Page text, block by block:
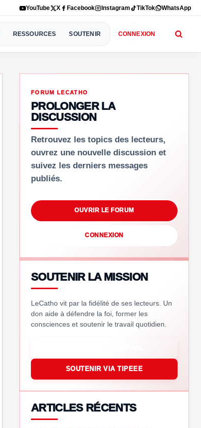
YouTube X Facebook Instagram TikTok WhatsApp
RESSOURCES SOUTENIR CONNEXION
FORUM LECATHO
PROLONGER LA
DISCUSSION
Retrouvez les topics des lecteurs,
ouvrez une nouvelle discussion et
suivez les derniers messages
publiés.
OUVRIR LE FORUM
CONNEXION
SOUTENIR LA MISSION
LeCatho vit par la fidélité de ses lecteurs. Un
don aide à défendre la foi, former les
consciences et soutenir le travail quotidien.
SOUTENIR VIA TIPEEE
ARTICLES RÉCENTS